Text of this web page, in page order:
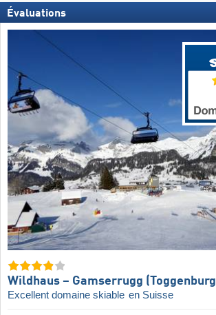
Évaluations
Wildhaus – Gamserrugg
Excellent domaine skiable en Suisse